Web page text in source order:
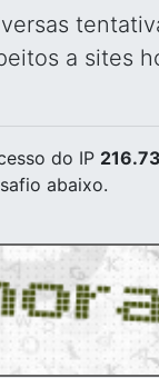
a sites
do IP
abaixo.